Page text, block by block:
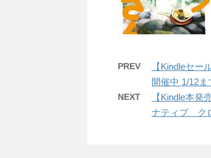
PREV
【Kindleセ
開催中 1/12ま
NEXT
【Kindle本
ナティブ ク